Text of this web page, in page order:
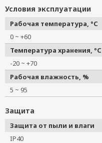
Условия эксплуатации
Рабочая температура, °C
0 ~ +60
Температура хранения, °C
-20 ~ +70
Рабочая влажность, %
5 ~ 95
Защита
Защита от пыли и влаги
IP40